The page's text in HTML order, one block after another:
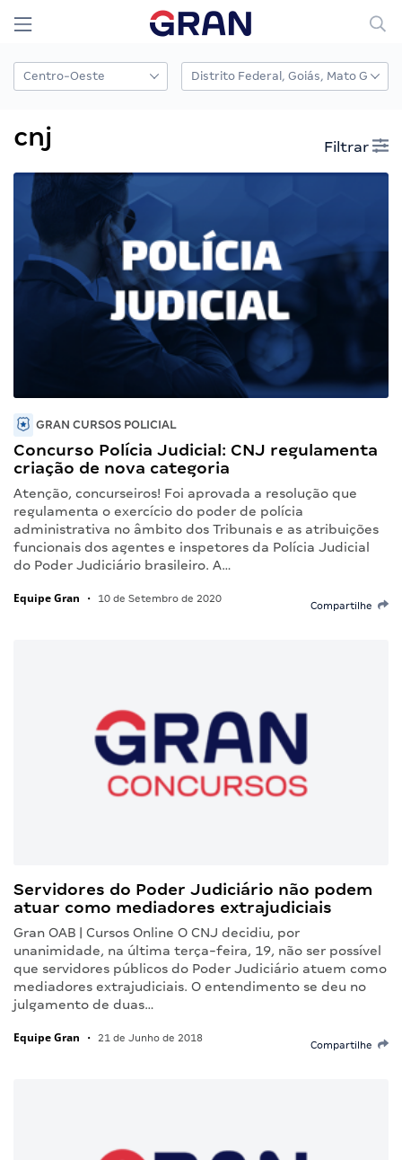
cnj Filtrar
GRAN CURSOS POLICIAL
Concurso Polícia Judicial: CNJ regulamenta
criação de nova categoria
Atenção, concurseiros! Foi aprovada a resolução que
regulamenta o exercício do poder de polícia
administrativa no âmbito dos Tribunais e as atribuições
funcionais dos agentes e inspetores da Polícia Judicial
do Poder Judiciário brasileiro. A…
Equipe Gran • 10 de Setembro de 2020
Compartilhe
Servidores do Poder Judiciário não podem
atuar como mediadores extrajudiciais
Gran OAB | Cursos Online O CNJ decidiu, por
unanimidade, na última terça-feira, 19, não ser possível
que servidores públicos do Poder Judiciário atuem como
mediadores extrajudiciais. O entendimento se deu no
julgamento de duas…
Equipe Gran • 21 de Junho de 2018
Compartilhe